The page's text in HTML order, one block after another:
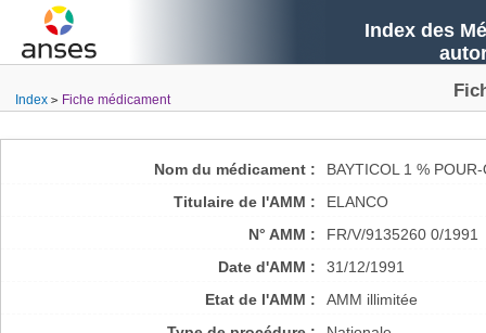
Index des
Index Fiche médicament
Nom du médicament :
BAYTICOL 1 %
Titulaire de l'AMM :
ELANCO
N° AMM :
FR/V/9135260 0/1991
Date d'AMM :
31/12/1991
Etat de l'AMM :
AMM illimitée